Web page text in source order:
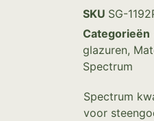
SKU SG-
Categorieën
glazuren,
Spectrum
Spectrum
voor